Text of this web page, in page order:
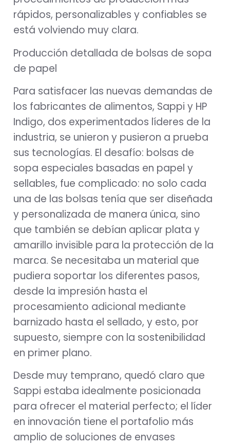
rápidos, personalizables y confiables se
está volviendo muy clara.
Producción detallada de bolsas de sopa
de papel
Para satisfacer las nuevas demandas de
los fabricantes de alimentos, Sappi y HP
Indigo, dos experimentados líderes de la
industria, se unieron y pusieron a prueba
sus tecnologías. El desafío: bolsas de
sopa especiales basadas en papel y
sellables, fue complicado: no solo cada
una de las bolsas tenía que ser diseñada
y personalizada de manera única, sino
que también se debían aplicar plata y
amarillo invisible para la protección de la
marca. Se necesitaba un material que
pudiera soportar los diferentes pasos,
desde la impresión hasta el
procesamiento adicional mediante
barnizado hasta el sellado, y esto, por
supuesto, siempre con la sostenibilidad
en primer plano.
Desde muy temprano, quedó claro que
Sappi estaba idealmente posicionada
para ofrecer el material perfecto; el líder
en innovación tiene el portafolio más
amplio de soluciones de envases